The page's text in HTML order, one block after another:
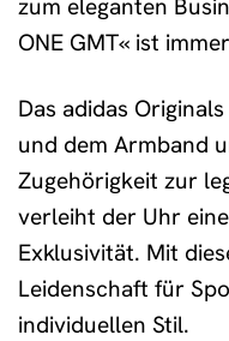
zum eleganten
ONE GMT« ist
Das adidas
und dem Armband
Zugehörigkeit zur
verleiht der Uhr
Exklusivität. Mit
Leidenschaft für
individuellen Stil.